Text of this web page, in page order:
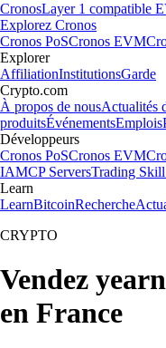
CronosLayer 1 compatible
Explorez Cronos
Cronos PoSCronos EVM
Explorer
AffiliationInstitutionsGarde
Crypto.com
À propos de nousActualités
produitsÉvénementsEmplois
Développeurs
Cronos PoSCronos EVM
IAMCP ServersTrading
Learn
LearnBitcoinRecherche
CRYPTO
Vendez
en France